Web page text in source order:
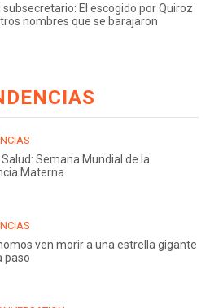
subsecretario: El escogido por Quiroz
nombres que se barajaron
Semana Mundial de la
Materna
ven morir a una estrella gigante
paso